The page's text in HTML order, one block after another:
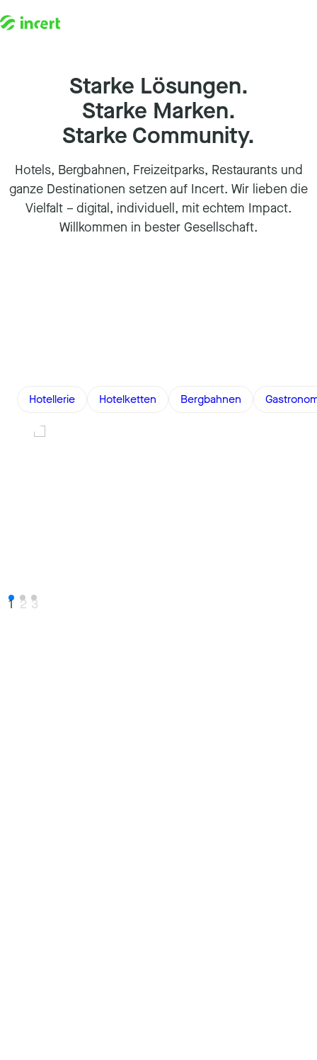
Starke Lösungen.
Starke Marken.
Starke Community.
Hotels, Bergbahnen, Freizeitparks, Restaurants und
ganze Destinationen setzen auf Incert. Wir lieben die
Vielfalt – digital, individuell, mit echtem Impact.
Willkommen in bester Gesellschaft.
Hotellerie Hotelketten Bergbahnen
1 2 3